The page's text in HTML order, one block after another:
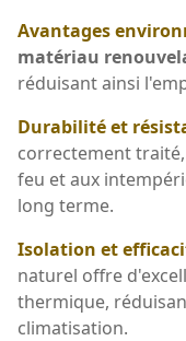
Avantages
matériau
réduisant ainsi
Durabilité et
correctement
feu et aux
long terme.
Isolation et
naturel offre
thermique,
climatisation.